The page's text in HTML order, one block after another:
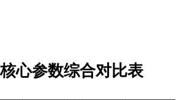
心参数综合对比表